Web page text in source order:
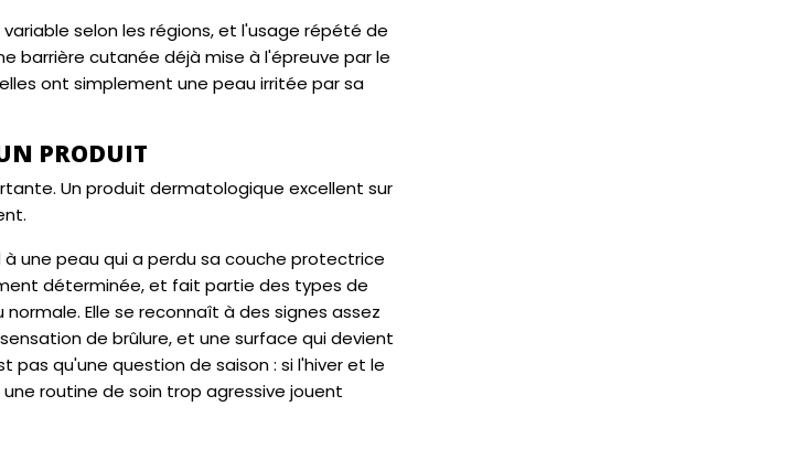
selon les régions, et l'usage répété de
barrière cutanée déjà mise à l'épreuve par le
ont simplement une peau irritée par sa
PRODUIT
Un produit dermatologique excellent sur
une peau qui a perdu sa couche protectrice
déterminée, et fait partie des types de
Elle se reconnaît à des signes assez
de brûlure, et une surface qui devient
pas qu'une question de saison : si l'hiver et le
routine de soin trop agressive jouent